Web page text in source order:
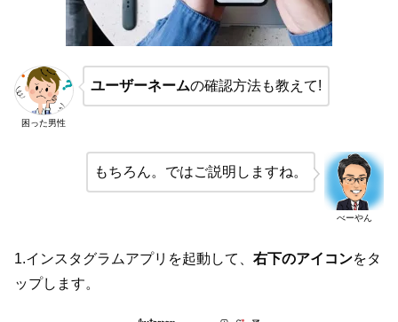
困った男性
ユーザーネームの確認方法も教えて!
べーやん
もちろん。ではご説明しますね。
1.インスタグラムアプリを起動して、 右下のアイコンをタ
ップします。